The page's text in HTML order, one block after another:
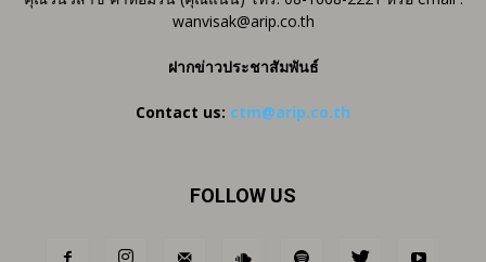
wanvisak@arip.co.th
ฝากข่าวประชาสัมพันธ์
Contact us: ctm@arip.co.th
FOLLOW US